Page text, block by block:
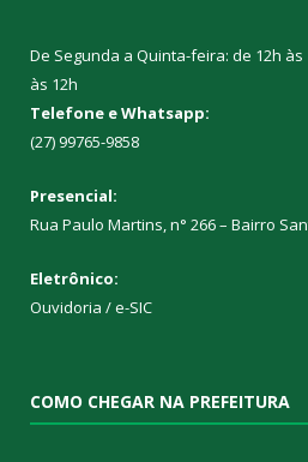
De Segunda a Quinta-feira: de 12h
às 12h
Telefone e Whatsapp:
(27) 99765-9858
Presencial:
Rua Paulo Martins, n° 266 – Bairro
Eletrônico:
Ouvidoria /e-SIC
COMO CHEGAR NA PREFEITURA